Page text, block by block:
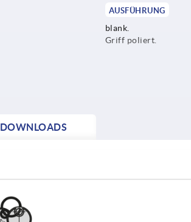
AUSFÜHRUNG
blank.
Griff poliert.
DOWNLOADS